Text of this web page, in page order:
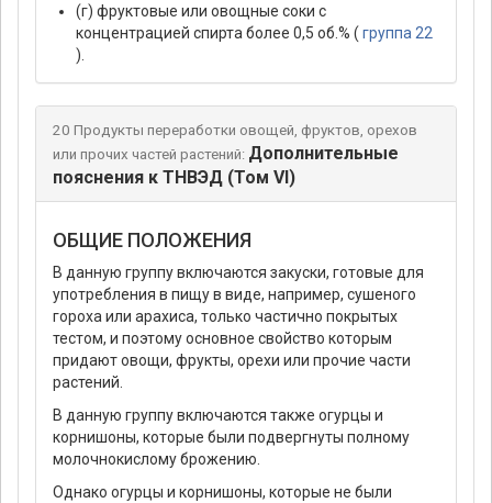
(г) фруктовые или овощные соки с
концентрацией спирта более 0,5 об.% ( группа 22
).
20 Продукты переработки овощей, фруктов, орехов
или прочих частей растений: Дополнительные
пояснения к ТНВЭД (Том VI)
ОБЩИЕ ПОЛОЖЕНИЯ
В данную группу включаются закуски, готовые для
употребления в пищу в виде, например, сушеного
гороха или арахиса, только частично покрытых
тестом, и поэтому основное свойство которым
придают овощи, фрукты, орехи или прочие части
растений.
В данную группу включаются также огурцы и
корнишоны, которые были подвергнуты полному
молочнокислому брожению.
Однако огурцы и корнишоны, которые не были